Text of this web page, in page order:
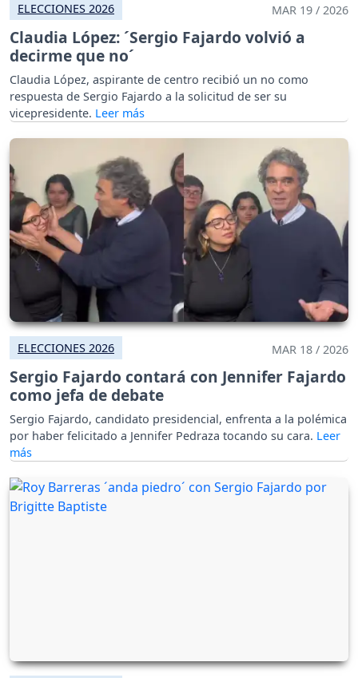
ELECCIONES 2026 MAR 19 / 2026
Claudia López: ´Sergio Fajardo volvió a
decirme que no´
Claudia López, aspirante de centro recibió un no como
respuesta de Sergio Fajardo a la solicitud de ser su
vicepresidente.
ELECCIONES 2026 MAR 18 / 2026
Sergio Fajardo contará con Jennifer Fajardo
como jefa de debate
Sergio Fajardo, candidato presidencial, enfrenta a la polémica
por haber felicitado a Jennifer Pedraza tocando su cara.